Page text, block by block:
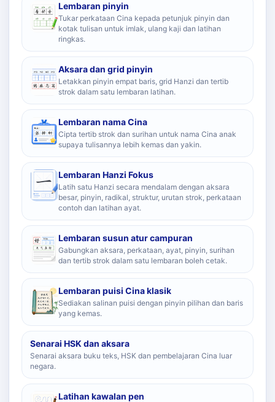
Lembaran pinyin
Tukar perkataan Cina kepada petunjuk pinyin dan
kotak tulisan untuk imlak, ulang kaji dan latihan
ringkas.
Aksara dan grid pinyin
Letakkan pinyin empat baris, grid Hanzi dan tertib
strok dalam satu lembaran latihan.
Lembaran nama Cina
Cipta tertib strok dan surihan untuk nama Cina anak
supaya tulisannya lebih kemas dan yakin.
Lembaran Hanzi Fokus
Latih satu Hanzi secara mendalam dengan aksara
besar, pinyin, radikal, struktur, urutan strok, perkataan
contoh dan latihan ayat.
Lembaran susun atur campuran
Gabungkan aksara, perkataan, ayat, pinyin, surihan
dan tertib strok dalam satu lembaran boleh cetak.
Lembaran puisi Cina klasik
Sediakan salinan puisi dengan pinyin pilihan dan baris
yang kemas.
Senarai HSK dan aksara
Senarai aksara buku teks, HSK dan pembelajaran Cina luar
negara.
Latihan kawalan pen